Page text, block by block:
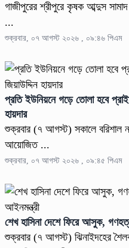
গাজীপুরের শ্রীপুরে কৃষক আব্দুস সামাদ
...
শুক্রবার, ০৭ আগস্ট ২০২৬ , ০৯:৪৬ পিএম
প্রতি ইউনিয়নে গড়ে তোলা হবে
হায়দার
শুক্রবার (৭ আগস্ট) সকালে বরিশাল
আয়োজিত ...
শুক্রবার, ০৭ আগস্ট ২০২৬ , ০৯:৪৫ পিএম
শেখ হাসিনা দেশে ফিরে আসুক,
শুক্রবার (৭ আগস্ট) ঝিনাইদহের